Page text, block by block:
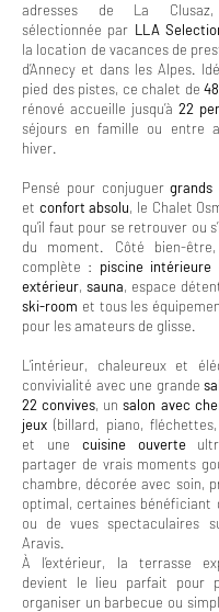
adresses de La Clusaz,
sélectionnée par LLA
la location de vacances de
d’Annecy et dans les Alpes.
pied des pistes, ce chalet de
rénové accueille jusqu’à 22
séjours en famille ou entre
hiver.
Pensé pour conjuguergrands
et confort absolu, le Chalet
qu’il faut pour se retrouver ou
du moment. Côté bien-être,
complète : piscine intérieure
extérieur, sauna, espace
ski-room et tous les
pour les amateurs de glisse.
L’intérieur, chaleureux et
convivialité avec une grande
22 convives, unsalon avec
jeux (billard, piano,
et une cuisine ouverte
partager de vrais moments
chambre, décorée avec soin,
optimal, certaines bénéficiant
ou de vues spectaculaires
Aravis.
À l’extérieur, la terrasse
devient le lieu parfait pour
organiser un barbecue ou